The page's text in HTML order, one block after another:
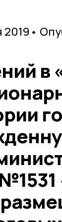
2019 •
в